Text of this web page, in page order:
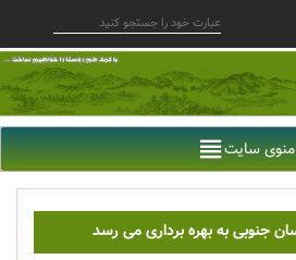
منوی سایت